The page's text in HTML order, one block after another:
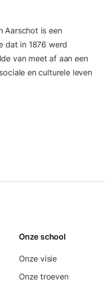
Aarschot is een
dat in 1876 werd
van meet af aan een
en culturele leven
Onze school
Onze visie
Onze troeven